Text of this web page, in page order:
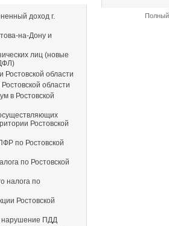
доход г.
на-Дону и
лиц (новые
Ростовской области
области
в Ростовской
Ростовской
по Ростовской
по Ростовской
налога по
Ростовской
нарушение ПДД